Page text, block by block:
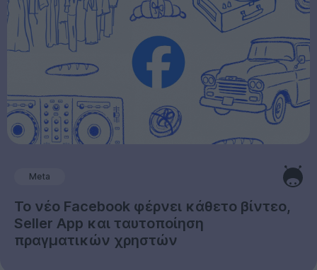
Meta
Το νέο Facebook φέρνει κάθετο βίντεο,
Seller App και ταυτοποίηση
πραγματικών χρηστών